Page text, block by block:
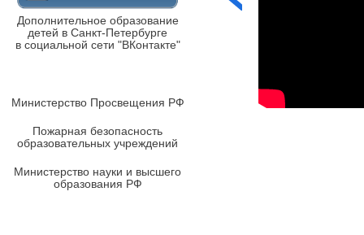
Дополнительное образование
детей в Санкт-Петербурге
в социальной сети "ВКонтакте"
Министерство Просвещения РФ
Пожарная безопасность
образовательных учреждений
Министерство науки и высшего
образования РФ